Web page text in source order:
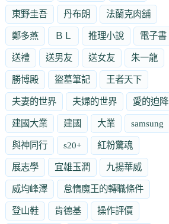
東野圭吾 丹布朗 法蘭克肉舖
鄭多燕 ＢＬ 推理小說 電子書
送禮 送男友 送女友 朱一龍
勝博殿 盜墓筆記 王者天下
夫妻的世界 夫婦的世界 愛的迫降
建國大業 建國 大業 samsung
與神同行 s20+ 紅粉驚魂
展志學 宜雄玉潤 九揚華威
威均峰澤 怠惰魔王的轉職條件
登山鞋 肯德基 操作評價